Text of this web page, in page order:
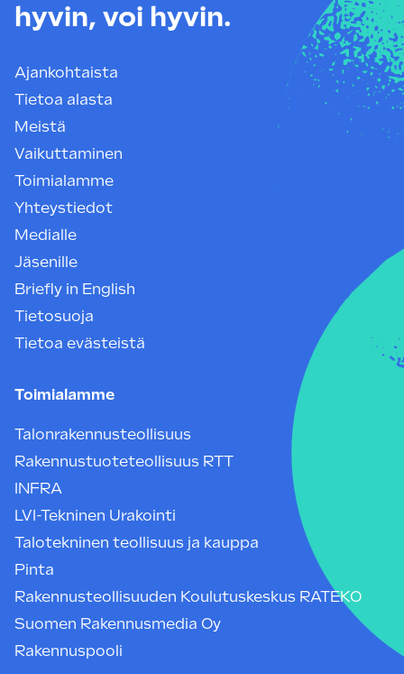
hyvin, voi hyvin.
Ajankohtaista
Tietoa alasta
Meistä
Vaikuttaminen
Toimialamme
Yhteystiedot
Medialle
Jäsenille
Briefly in English
Tietosuoja
Tietoa evästeistä
Toimialamme
Talonrakennusteollisuus
Rakennustuoteteollisuus RTT
INFRA
LVI-Tekninen Urakointi
Talotekninen teollisuus ja kauppa
Pinta
Rakennusteollisuuden Koulutuskeskus RATEKO
Suomen Rakennusmedia Oy
Rakennuspooli